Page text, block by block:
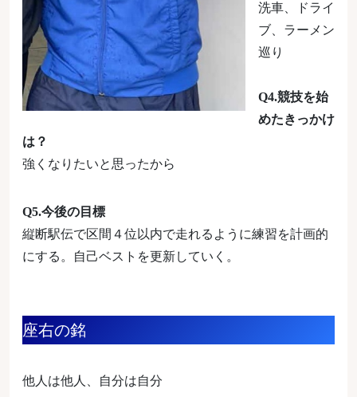
洗車、ドライ
ブ、ラーメン
巡り
Q4.競技を始
めたきっかけ
は？
強くなりたいと思ったから
Q5.今後の目標
縦断駅伝で区間４位以内で走れるように練習を計画的
にする。自己ベストを更新していく。
座右の銘
他人は他人、自分は自分